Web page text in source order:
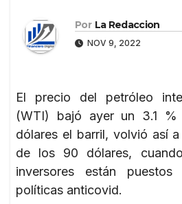
Por La Redaccion
NOV 9, 2022
El precio del petróleo
(WTI) bajó ayer un 3.1
dólares el barril, volvió así
de los 90 dólares,
inversores están
políticas anticovid.